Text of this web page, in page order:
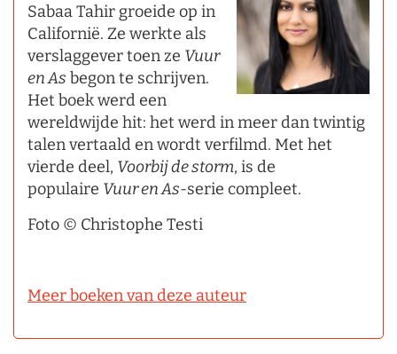
Sabaa Tahir groeide op in
Californië. Ze werkte als
verslaggever toen ze Vuur
en As begon te schrijven.
Het boek werd een
wereldwijde hit: het werd in meer dan twintig
talen vertaald en wordt verfilmd. Met het
vierde deel, Voorbij de storm, is de
populaire Vuur en As-serie compleet.
Foto © Christophe Testi
Meer boeken van deze auteur